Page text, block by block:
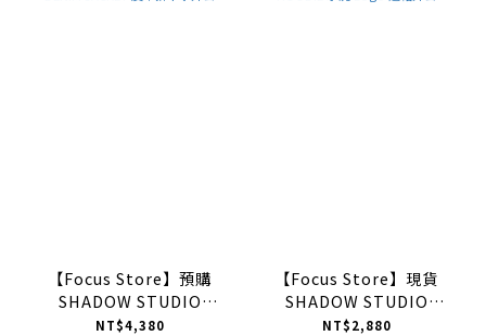
【Focus Store】預購
SHADOW STUDIO
SHADOW PROJECT-
NT$4,380
【Focus Store】現貨
SHADOW STUDIO
WASHED LOGO ZIP-UP
NT$2,880